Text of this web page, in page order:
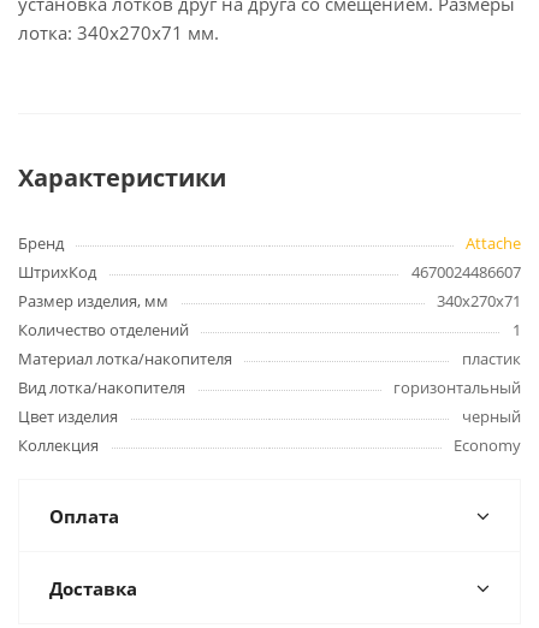
лотка: 340х270х71 мм.
Характеристики
Бренд
Attache
ШтрихКод
4670024486607
Размер изделия, мм
340х270х71
Количество отделений
1
Материал лотка/накопителя
пластик
Вид лотка/накопителя
горизонтальный
Цвет изделия
черный
Коллекция
Economy
Оплата
Доставка